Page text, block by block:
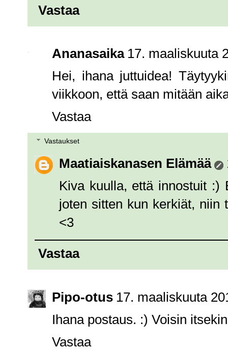
Vastaa
Ananasaika 17. maaliskuuta
Hei, ihana juttuidea!
viikkoon, että saan mitään
Vastaa
Vastaukset
Maatiaiskanasen Elämää
Kiva kuulla, että innostuit :)
joten sitten kun kerkiät, niin
<3
Vastaa
Pipo-otus 17. maaliskuuta
Ihana postaus. :) Voisin
Vastaa